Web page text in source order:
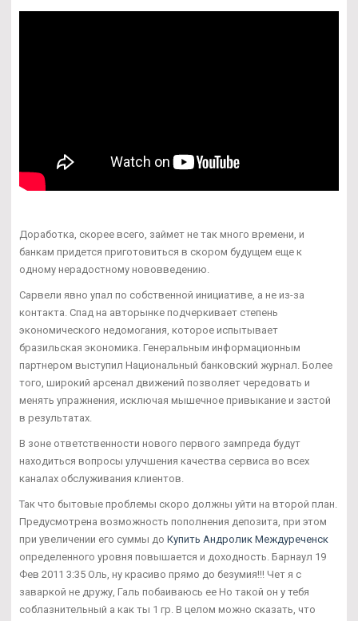
Доработка, скорее всего, займет не так много времени, и
банкам придется приготовиться в скором будущем еще к
одному нерадостному нововведению.
Сарвели явно упал по собственной инициативе, а не из-за
контакта. Спад на авторынке подчеркивает степень
экономического недомогания, которое испытывает
бразильская экономика. Генеральным информационным
партнером выступил Национальный банковский журнал. Более
того, широкий арсенал движений позволяет чередовать и
менять упражнения, исключая мышечное привыкание и застой
в результатах.
В зоне ответственности нового первого зампреда будут
находиться вопросы улучшения качества сервиса во всех
каналах обслуживания клиентов.
Так что бытовые проблемы скоро должны уйти на второй план.
Предусмотрена возможность пополнения депозита, при этом
при увеличении его суммы до Купить Андролик Междуреченск
определенного уровня повышается и доходность. Барнаул 19
Фев 2011 3:35 Оль, ну красиво прямо до безумия!!! Чет я с
заваркой не дружу, Галь побаиваюсь ее Но такой он у тебя
соблазнительный а как ты 1 гр. В целом можно сказать, что